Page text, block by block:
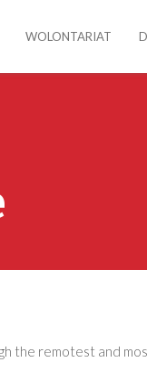
WOLONTARIAT
the remotest and